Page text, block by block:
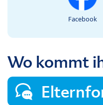
Facebook
Wo kommt